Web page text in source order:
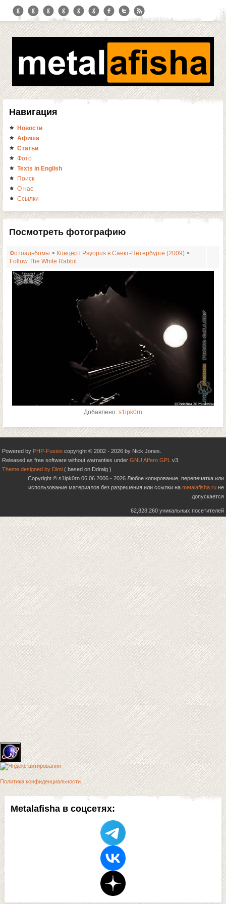
Metalafisha в соцсетях:
Навигация
Новости
Афиша
Статьи
Фото
Texts in English
Поиск
О нас
Ссылки
Посмотреть фотографию
Фотоальбомы > Концерт Psyopus в Санкт-Петербурге (2009) >
Follow The White Rabbit
Добавлено: s1ipk0rn
Powered by PHP-Fusion copyright © 2002 - 2026 by Nick Jones.
Released as free software without warranties under GNU Affero GPL v3.
Theme designed by Dimi ( based on Ddraig )
Copyright © s1ipk0rn 06.06.2006 - 2026 Любое копирование, перепечатка или
использование материалов без разрешения или ссылки на metalafisha.ru не
допускается
62,828,260 уникальных посетителей
Политика конфиденциальности